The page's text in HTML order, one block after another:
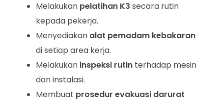
Melakukan pelatihan K3 secara rutin
kepada pekerja.
Menyediakan alat pemadam kebakaran
di setiap area kerja.
Melakukan inspeksi rutinterhadap mesin
dan instalasi.
Membuat prosedur evakuasi darurat